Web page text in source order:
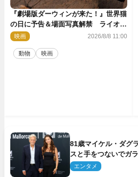
『劇場版ダーウィンが来た！』世界猫
の日に予告＆場面写真解禁 ライオン
やマヌルネコの赤ちゃんが大集合
映画 2026/8/8 11:00
動物 映画
81歳マイケル・ダグ
スと手をつないでガ
エンタメ